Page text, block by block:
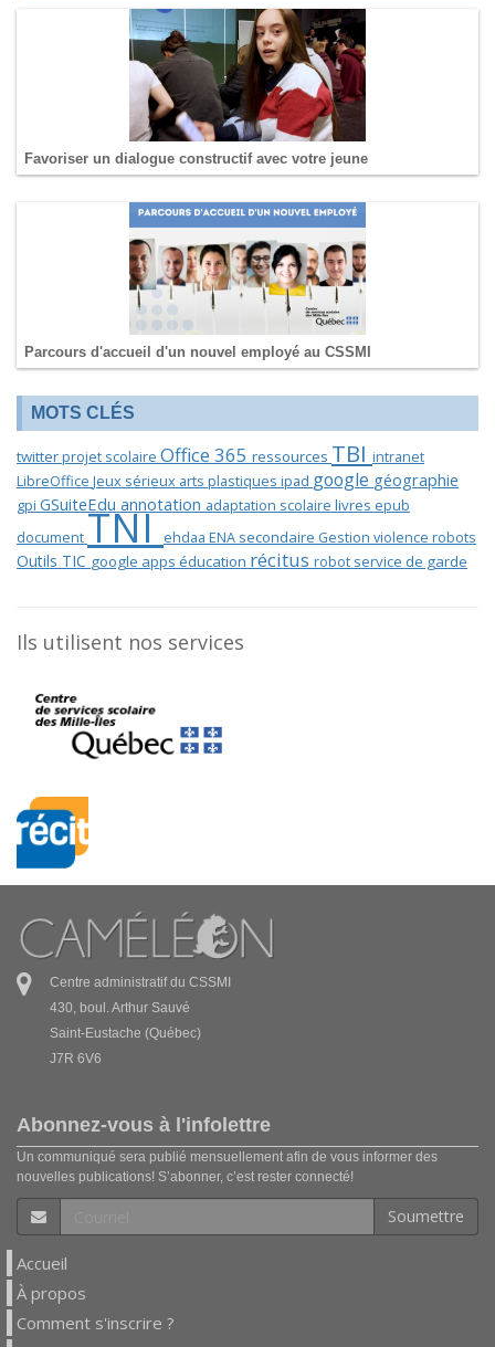
Favoriser un dialogue constructif avec votre jeune
Parcours d'accueil d'un nouvel employé au CSSMI
MOTS CLÉS
twitterprojet scolaire Office 365 ressources TBI intranet
LibreOffice Jeux sérieux arts plastiques ipad google géographie
gpi GSuiteEdu annotation adaptation scolaire livres epub
documentTNIehdaa ENA secondaire Gestion violence robots
Outils TIC google apps éducation récitus robot service de garde
Ils utilisent nos services
Centre administratif du CSSMI
430, boul. Arthur Sauvé
Saint-Eustache (Québec)
J7R 6V6
Abonnez-vous à l'infolettre
Un communiqué sera publié mensuellement afin de vous informer des
nouvelles publications! S’abonner, c’est rester connecté!
Soumettre
Accueil
À propos
Comment s'inscrire ?